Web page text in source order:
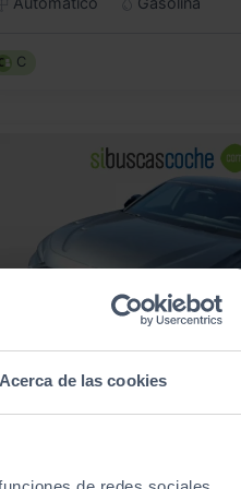
Acerca de las cookies
C